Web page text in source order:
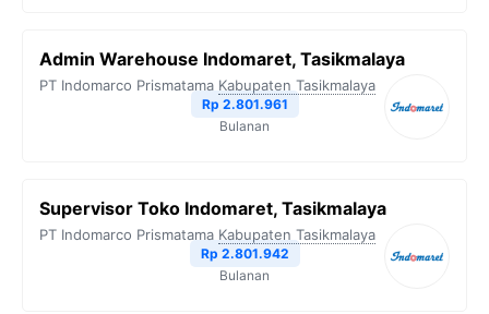
Admin Warehouse Indomaret, Tasikmalaya
PT Indomarco Prismatama Kabupaten Tasikmalaya
Rp 2.801.961
Bulanan
Supervisor Toko Indomaret, Tasikmalaya
PT Indomarco Prismatama Kabupaten Tasikmalaya
Rp 2.801.942
Bulanan